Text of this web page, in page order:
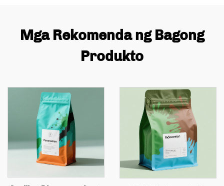
Mga Rekomenda ng Bagong
Produkto